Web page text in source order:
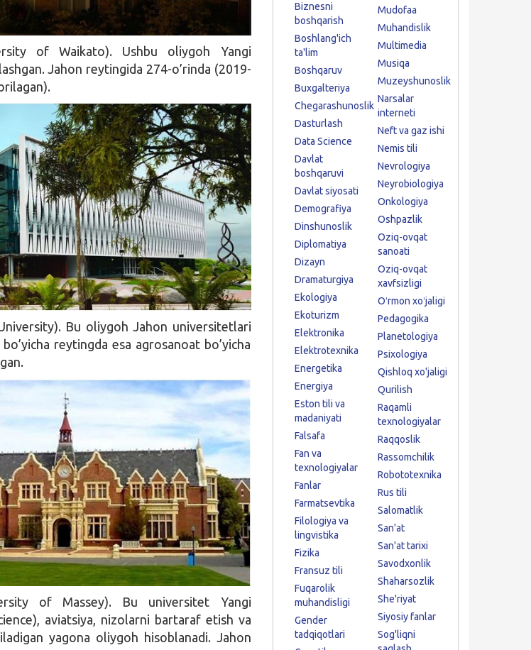
of Waikato). Ushbu oliygoh Yangi
Jahon reytingida 274-o’rinda (2019-
Bu oliygoh Jahon universitetlari
reytingda esa agrosanoat bo’yicha
of Massey). Bu universitet Yangi
aviatsiya, nizolarni bartaraf etish va
yagona oliygoh hisoblanadi. Jahon
Biznesni
boshqarish
Boshlang'ich
ta'lim
Boshqaruv
Buxgalteriya
Chegarashunoslik
Dasturlash
Data Science
Davlat
boshqaruvi
Davlat siyosati
Demografiya
Dinshunoslik
Diplomatiya
Dizayn
Dramaturgiya
Ekologiya
Ekoturizm
Elektronika
Elektrotexnika
Energetika
Energiya
Eston tili va
madaniyati
Falsafa
Fan va
texnologiyalar
Fanlar
Farmatsevtika
Filologiya va
lingvistika
Fizika
Fransuz tili
Fuqarolik
muhandisligi
Gender
tadqiqotlari
Mudofaa
Muhandislik
Multimedia
Musiqa
Muzeyshunoslik
Narsalar
interneti
Neft va gaz ishi
Nemis tili
Nevrologiya
Neyrobiologiya
Onkologiya
Oshpazlik
Oziq-ovqat
sanoati
Oziq-ovqat
xavfsizligi
Oʻrmon xoʻjaligi
Pedagogika
Planetologiya
Psixologiya
Qishloq xo'jaligi
Qurilish
Raqamli
texnologiyalar
Raqqoslik
Rassomchilik
Robototexnika
Rus tili
Salomatlik
San'at
San'at tarixi
Savodxonlik
Shaharsozlik
She'riyat
Siyosiy fanlar
Sog'liqni